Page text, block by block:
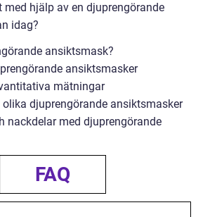
hjälp av en djuprengörande
idag?
ansiktsmask?
ansiktsmasker
mätningar
djuprengörande ansiktsmasker
nackdelar med djuprengörande
FAQ